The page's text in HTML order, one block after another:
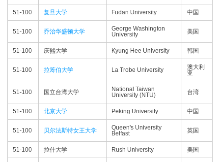
51-100 复旦大学 Fudan University 中国
51-100 乔治华盛顿大学
George Washington
University
美国
51-100 庆熙大学 Kyung Hee University 韩国
51-100 拉筹伯大学 La Trobe University
澳大利
亚
51-100 国立台湾大学
National Taiwan
University (NTU)
台湾
51-100 北京大学 Peking University 中国
51-100 贝尔法斯特女王大学
Queen's University
Belfast
英国
51-100 拉什大学 Rush University 美国